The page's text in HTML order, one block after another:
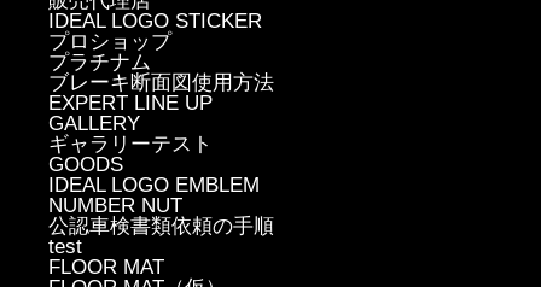
IDEAL LOGO STICKER
プロショップ
プラチナム
ブレーキ断面図使用方法
EXPERT LINE UP
GALLERY
ギャラリーテスト
GOODS
IDEAL LOGO EMBLEM
NUMBER NUT
公認車検書類依頼の手順
test
FLOOR MAT